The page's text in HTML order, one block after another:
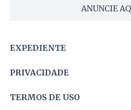
ANUNCIE
EXPEDIENTE
PRIVACIDADE
TERMOS DE USO